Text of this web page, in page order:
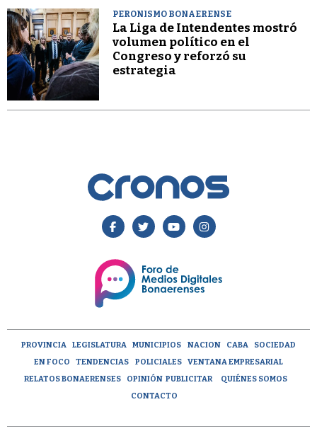
PERONISMO BONAERENSE
La Liga de Intendentes mostró
volumen político en el
Congreso y reforzó su
estrategia
PROVINCIA LEGISLATURA MUNICIPIOS NACION CABA
SOCIEDAD
EN FOCO
TENDENCIAS POLICIALES
VENTANA EMPRESARIAL
RELATOS BONAERENSES
OPINIÓN PUBLICITAR
QUIÉNES SOMOS
CONTACTO